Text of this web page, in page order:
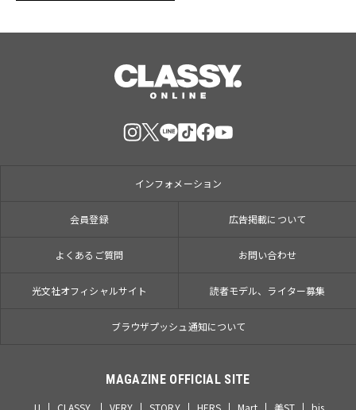
インフォメーション
会員登録 広告掲載について
よくあるご質問 お問い合わせ
光文社オフィシャルサイト 読者モデル、ライター募集
ブラウザプッシュ通知について
MAGAZINE OFFICIAL SITE
JJ CLASSY. VERY STORY HERS Mart 美ST bis